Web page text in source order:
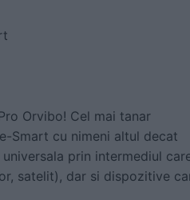
Orvibo! Cel mai tanar
Smart cu nimeni altul decat
prin intermediul
satelit), dar si dispozitive